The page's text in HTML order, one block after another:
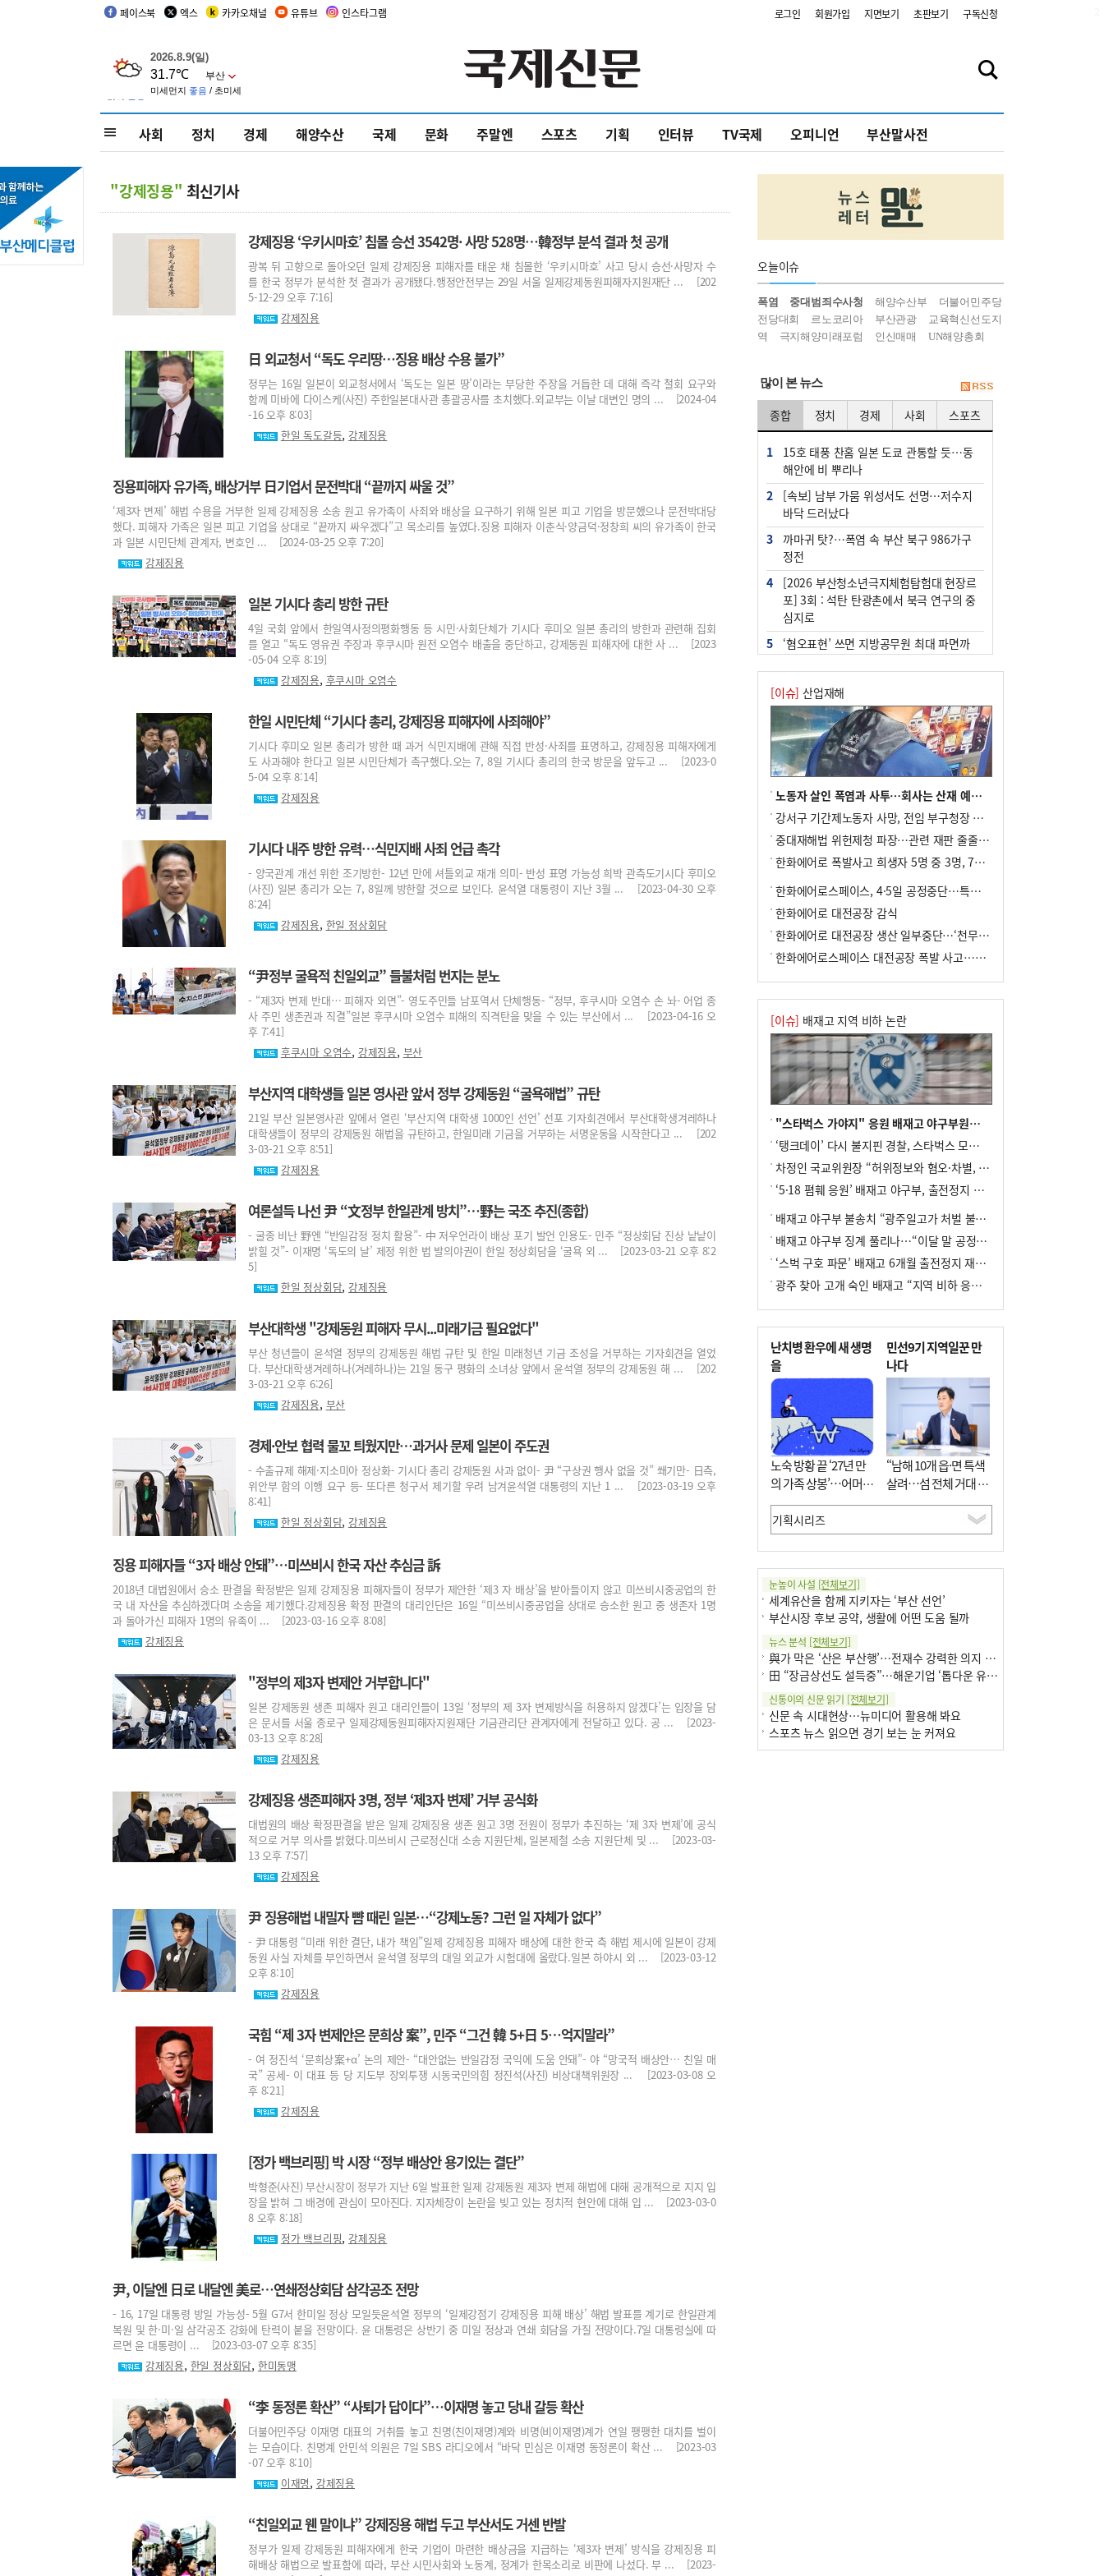
페이스북 엑스 카카오채널 유튜브 인스타그램 로그인 회원가입 지면보기 초판보기 구독신청
사회 정치 경제 해양수산 국제 문화 주말엔 스포츠 기획 인터뷰 TV국제 오피니언 부산말사전
"강제징용" 최신기사
강제징용 ‘우키시마호’ 침몰 승선 3542명· 사망 528명…韓정부 분석 결과 첫 공개
광복 뒤 고향으로 돌아오던 일제 강제징용 피해자를 태운 채 침몰한 ‘우키시마호’ 사고 당시 승선·사망자 수
를 한국 정부가 분석한 첫 결과가 공개됐다.행정안전부는 29일 서울 일제강제동원피해자지원재단 ... [202
5-12-29 오후 7:16]
강제징용
日 외교청서 “독도 우리땅…징용 배상 수용 불가”
정부는 16일 일본이 외교청서에서 ‘독도는 일본 땅’이라는 부당한 주장을 거듭한 데 대해 즉각 철회 요구와
함께 미바에 다이스케(사진) 주한일본대사관 총괄공사를 초치했다.외교부는 이날 대변인 명의 ... [2024-04
-16 오후 8:03]
한일 독도갈등, 강제징용
징용피해자 유가족, 배상거부 日기업서 문전박대 “끝까지 싸울 것”
‘제3자 변제’ 해법 수용을 거부한 일제 강제징용 소송 원고 유가족이 사죄와 배상을 요구하기 위해 일본 피고 기업을 방문했으나 문전박대당
했다. 피해자 가족은 일본 피고 기업을 상대로 “끝까지 싸우겠다”고 목소리를 높였다.징용 피해자 이춘식·양금덕·정창희 씨의 유가족이 한국
과 일본 시민단체 관계자, 변호인 ... [2024-03-25 오후 7:20]
강제징용
일본 기시다 총리 방한 규탄
4일 국회 앞에서 한일역사정의평화행동 등 시민·사회단체가 기시다 후미오 일본 총리의 방한과 관련해 집회
를 열고 “독도 영유권 주장과 후쿠시마 원전 오염수 배출을 중단하고, 강제동원 피해자에 대한 사 ... [2023
-05-04 오후 8:19]
강제징용, 후쿠시마 오염수
한일 시민단체 “기시다 총리, 강제징용 피해자에 사죄해야”
기시다 후미오 일본 총리가 방한 때 과거 식민지배에 관해 직접 반성·사죄를 표명하고, 강제징용 피해자에게
도 사과해야 한다고 일본 시민단체가 촉구했다.오는 7, 8일 기시다 총리의 한국 방문을 앞두고 ... [2023-0
5-04 오후 8:14]
강제징용
기시다 내주 방한 유력…식민지배 사죄 언급 촉각
- 양국관계 개선 위한 조기방한- 12년 만에 셔틀외교 재개 의미- 반성 표명 가능성 희박 관측도기시다 후미오
(사진) 일본 총리가 오는 7, 8일께 방한할 것으로 보인다. 윤석열 대통령이 지난 3월 ... [2023-04-30 오후
8:24]
강제징용, 한일 정상회담
“尹정부 굴욕적 친일외교” 들불처럼 번지는 분노
- “제3자 변제 반대… 피해자 외면”- 영도주민들 남포역서 단체행동- “정부, 후쿠시마 오염수 손 놔- 어업 종
사 주민 생존권과 직결”일본 후쿠시마 오염수 피해의 직격탄을 맞을 수 있는 부산에서 ... [2023-04-16 오
후 7:41]
후쿠시마 오염수, 강제징용, 부산
부산지역 대학생들 일본 영사관 앞서 정부 강제동원 “굴욕해법” 규탄
21일 부산 일본영사관 앞에서 열린 ‘부산지역 대학생 1000인 선언’ 선포 기자회견에서 부산대학생겨레하나
대학생들이 정부의 강제동원 해법을 규탄하고, 한일미래 기금을 거부하는 서명운동을 시작한다고 ... [202
3-03-21 오후 8:51]
강제징용
여론설득 나선 尹 “文정부 한일관계 방치”…野는 국조 추진(종합)
- 굴종 비난 野엔 “반일감정 정치 활용”- 中 저우언라이 배상 포기 발언 인용도- 민주 “정상회담 진상 낱낱이
밝힐 것”- 이재명 ‘독도의 날’ 제정 위한 법 발의야권이 한일 정상회담을 ‘굴욕 외 ... [2023-03-21 오후 8:2
5]
한일 정상회담, 강제징용
부산대학생 "강제동원 피해자 무시...미래기금 필요없다"
부산 청년들이 윤석열 정부의 강제동원 해법 규탄 및 한일 미래청년 기금 조성을 거부하는 기자회견을 열었
다. 부산대학생겨레하나(겨레하나)는 21일 동구 평화의 소녀상 앞에서 윤석열 정부의 강제동원 해 ... [202
3-03-21 오후 6:26]
강제징용, 부산
경제·안보 협력 물꼬 틔웠지만…과거사 문제 일본이 주도권
- 수출규제 해제·지소미아 정상화- 기시다 총리 강제동원 사과 없이- 尹 “구상권 행사 없을 것” 쐐기만- 日측,
위안부 합의 이행 요구 등- 또다른 청구서 제기할 우려 남겨윤석열 대통령의 지난 1 ... [2023-03-19 오후
8:41]
한일 정상회담, 강제징용
징용 피해자들 “3자 배상 안돼”…미쓰비시 한국 자산 추심금 訴
2018년 대법원에서 승소 판결을 확정받은 일제 강제징용 피해자들이 정부가 제안한 ‘제3 자 배상’을 받아들이지 않고 미쓰비시중공업의 한
국 내 자산을 추심하겠다며 소송을 제기했다.강제징용 확정 판결의 대리인단은 16일 “미쓰비시중공업을 상대로 승소한 원고 중 생존자 1명
과 돌아가신 피해자 1명의 유족이 ... [2023-03-16 오후 8:08]
강제징용
"정부의 제3자 변제안 거부합니다"
일본 강제동원 생존 피해자 원고 대리인들이 13일 ‘정부의 제 3자 변제방식을 허용하지 않겠다’는 입장을 담
은 문서를 서울 종로구 일제강제동원피해자지원재단 기금관리단 관계자에게 전달하고 있다. 공 ... [2023-
03-13 오후 8:28]
강제징용
강제징용 생존피해자 3명, 정부 ‘제3자 변제’ 거부 공식화
대법원의 배상 확정판결을 받은 일제 강제징용 생존 원고 3명 전원이 정부가 추진하는 ‘제 3자 변제’에 공식
적으로 거부 의사를 밝혔다.미쓰비시 근로정신대 소송 지원단체, 일본제철 소송 지원단체 및 ... [2023-03-
13 오후 7:57]
강제징용
尹 징용해법 내밀자 뺨 때린 일본…“강제노동? 그런 일 자체가 없다”
- 尹 대통령 “미래 위한 결단, 내가 책임”일제 강제징용 피해자 배상에 대한 한국 측 해법 제시에 일본이 강제
동원 사실 자체를 부인하면서 윤석열 정부의 대일 외교가 시험대에 올랐다.일본 하야시 외 ... [2023-03-12
오후 8:10]
강제징용
국힘 “제 3자 변제안은 문희상 案”, 민주 “그건 韓 5+日 5…억지말라”
- 여 정진석 ‘문희상案+α’ 논의 제안- “대안없는 반일감정 국익에 도움 안돼”- 야 “망국적 배상안… 친일 매
국” 공세- 이 대표 등 당 지도부 장외투쟁 시동국민의힘 정진석(사진) 비상대책위원장 ... [2023-03-08 오
후 8:21]
강제징용
[정가 백브리핑] 박 시장 “정부 배상안 용기있는 결단”
박형준(사진) 부산시장이 정부가 지난 6일 발표한 일제 강제동원 제3자 변제 해법에 대해 공개적으로 지지 입
장을 밝혀 그 배경에 관심이 모아진다. 지자체장이 논란을 빚고 있는 정치적 현안에 대해 입 ... [2023-03-0
8 오후 8:18]
정가 백브리핑, 강제징용
尹, 이달엔 日로 내달엔 美로…연쇄정상회담 삼각공조 전망
- 16, 17일 대통령 방일 가능성- 5월 G7서 한미일 정상 모일듯윤석열 정부의 ‘일제강점기 강제징용 피해 배상’ 해법 발표를 계기로 한일관계
복원 및 한·미·일 삼각공조 강화에 탄력이 붙을 전망이다. 윤 대통령은 상반기 중 미일 정상과 연쇄 회담을 가질 전망이다.7일 대통령실에 따
르면 윤 대통령이 ... [2023-03-07 오후 8:35]
강제징용, 한일 정상회담, 한미동맹
“李 동정론 확산” “사퇴가 답이다”…이재명 놓고 당내 갈등 확산
더불어민주당 이재명 대표의 거취를 놓고 친명(친이재명)계와 비명(비이재명)계가 연일 팽팽한 대치를 벌이
는 모습이다. 친명계 안민석 의원은 7일 SBS 라디오에서 “바닥 민심은 이재명 동정론이 확산 ... [2023-03
-07 오후 8:10]
이재명, 강제징용
“친일외교 웬 말이냐” 강제징용 해법 두고 부산서도 거센 반발
정부가 일제 강제동원 피해자에게 한국 기업이 마련한 배상금을 지급하는 ‘제3자 변제’ 방식을 강제징용 피
해배상 해법으로 발표함에 따라, 부산 시민사회와 노동계, 정계가 한목소리로 비판에 나섰다. 부 ... [2023-
오늘이슈
폭염 중대범죄수사청 해양수산부
더불어민주당
전당대회
르노코리아 부산관광
교육혁신선도지
역
극지해양미래포럼 인신매매 UN해양총회
많이 본 뉴스
종합 정치 경제 사회 스포츠
1
15호 태풍 찬홈 일본 도쿄 관통할 듯…동
해안에 비 뿌리나
2
[속보] 남부 가뭄 위성서도 선명…저수지
바닥 드러났다
3
까마귀 탓?…폭염 속 부산 북구 986가구
정전
4
[2026 부산청소년극지체험탐험대 현장르
포] 3회 : 석탄 탄광촌에서 북극 연구의 중
심지로
5
‘혐오표현’ 쓰면 지방공무원 최대 파면까
6
[속보] 부산·김해·울주 ‘경계 단계’…전국
48개 시군 가뭄
7
이임생, 홍명보 선임 독단적 결정 아냐…
면담 메모 제출
8
부산·울산·경남 폭염 속 소나기·비…무더
위는 지속
9
경찰가족 관련 사건 45건…그동안 파악조
차 안해
10 홈플 사태에 2분기 대형마트 판매 9.4%
[이슈] 산업재해
노동자 살인 폭염과 사투…회사는 산재 예방·전기료 절감 전력
강서구 기간제노동자 사망, 전임 부구청장 檢 송치
중대재해법 위헌제청 파장…관련 재판 줄줄이 브레이크
한화에어로 폭발사고 희생자 5명 중 3명, 7일 영면
한화에어로스페이스, 4·5일 공정중단…특별 안전점검
한화에어로 대전공장 감식
한화에어로 대전공장 생산 일부중단…‘천무’ 수출 비상
한화에어로스페이스 대전공장 폭발 사고…5명 사망·2명 부상(종합)
[이슈] 배재고 지역 비하 논란
"스타벅스 가야지" 응원 배재고 야구부원들, 학교서 징계 처분
‘탱크데이’ 다시 불지핀 경찰, 스타벅스 모욕 혐의 압수수색
차정인 국교위원장 “허위정보와 혐오·차별, 학교 교실까지 유입"
‘5·18 폄훼 응원’ 배재고 야구부, 출전정지 6개월→1개월 감경
배재고 야구부 불송치 “광주일고가 처벌 불원 의사 표해”
배재고 야구부 징계 풀리나…“이달 말 공정위서 재심의”
‘스벅 구호 파문’ 배재고 6개월 출전정지 재심 신청키로
광주 찾아 고개 숙인 배재고 “지역 비하 응원 잘못”(종합)
난치병 환우에 새 생명
을
노숙 방황 끝 ‘27년 만
의 가족 상봉’…어머니
와 행복 꿈꿔
민선9기 지역일꾼 만
나다
“남해 10개 읍·면 특색
살려…섬 전체 거대 정
원으로 조성”
눈높이 사설 [전체보기]
세계유산을 함께 지키자는 ‘부산 선언’
부산시장 후보 공약, 생활에 어떤 도움 될까
뉴스 분석 [전체보기]
與가 막은 ‘산은 부산행’…전재수 강력한 의지 표명 없인 공염불
田 “장금상선도 설득중”…해운기업 ‘톱다운 유치전’ 가속
신통이의 신문 읽기 [전체보기]
신문 속 시대현상…뉴미디어 활용해 봐요
스포츠 뉴스 읽으면 경기 보는 눈 커져요